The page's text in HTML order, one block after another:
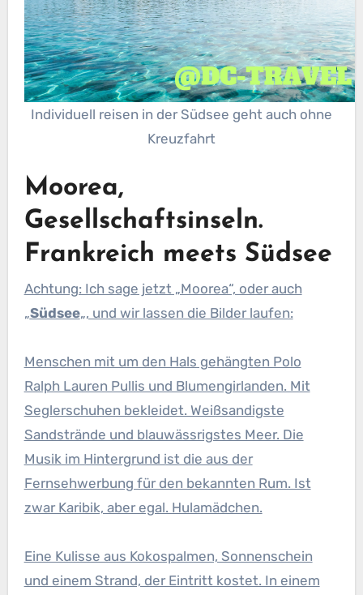
Individuell reisen in der Südsee geht auch ohne
Kreuzfahrt
Moorea,
Gesellschaftsinseln.
Frankreich meets Südsee
Achtung: Ich sage jetzt „Moorea“, oder auch
„Südsee„, und wir lassen die Bilder laufen:
Menschen mit um den Hals gehängten Polo
Ralph Lauren Pullis und Blumengirlanden. Mit
Seglerschuhen bekleidet. Weißsandigste
Sandstrände und blauwässrigstes Meer. Die
Musik im Hintergrund ist die aus der
Fernsehwerbung für den bekannten Rum. Ist
zwar Karibik, aber egal. Hulamädchen.
Eine Kulisse aus Kokospalmen, Sonnenschein
und einem Strand, der Eintritt kostet. In einem